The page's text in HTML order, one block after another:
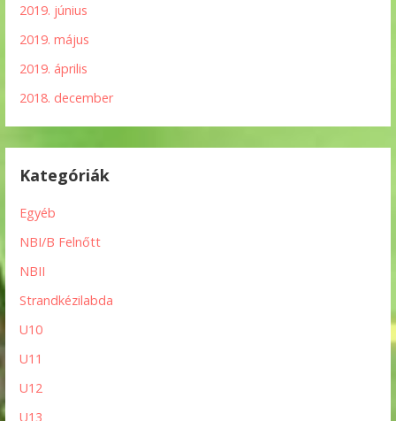
2019. június
2019. május
2019. április
2018. december
Kategóriák
Egyéb
NBI/B Felnőtt
NBII
Strandkézilabda
U10
U11
U12
U13